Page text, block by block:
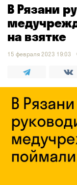
В Рязани
на взятке
15 февраля 2023 19:03